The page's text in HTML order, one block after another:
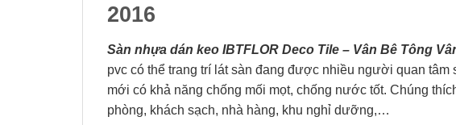
2016
Sàn nhựa dán keo IBTFLOR Deco Tile – Vân Bê Tông
pvc có thể trang trí lát sàn đang được nhiều người quan
mới có khả năng chống mối mọt, chống nước tốt. Chúng
phòng, khách sạch, nhà hàng, khu nghỉ dưỡng,…